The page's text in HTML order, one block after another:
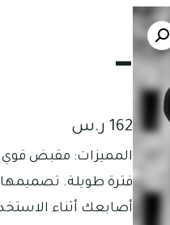
–
162 ر.س
المميزات: مقبض قوي
فترة طويلة.